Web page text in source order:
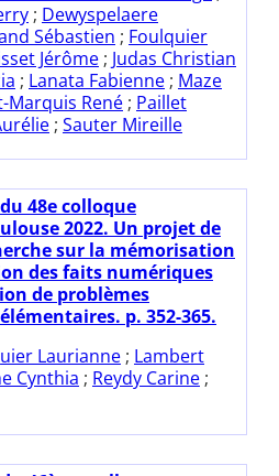
; Dewyspelaere
Sébastien ; Foulquier
Jérôme ; Judas Christian
; Lanata Fabienne ; Maze
Marquis René ; Paillet
; Sauter Mireille
48e colloque
2022. Un projet de
sur la mémorisation
des faits numériques
de problèmes
p. 352-365.
Laurianne ; Lambert
Cynthia ; Reydy Carine ;